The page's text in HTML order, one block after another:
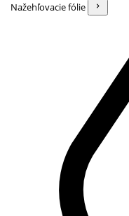
Nažehľovacie fólie